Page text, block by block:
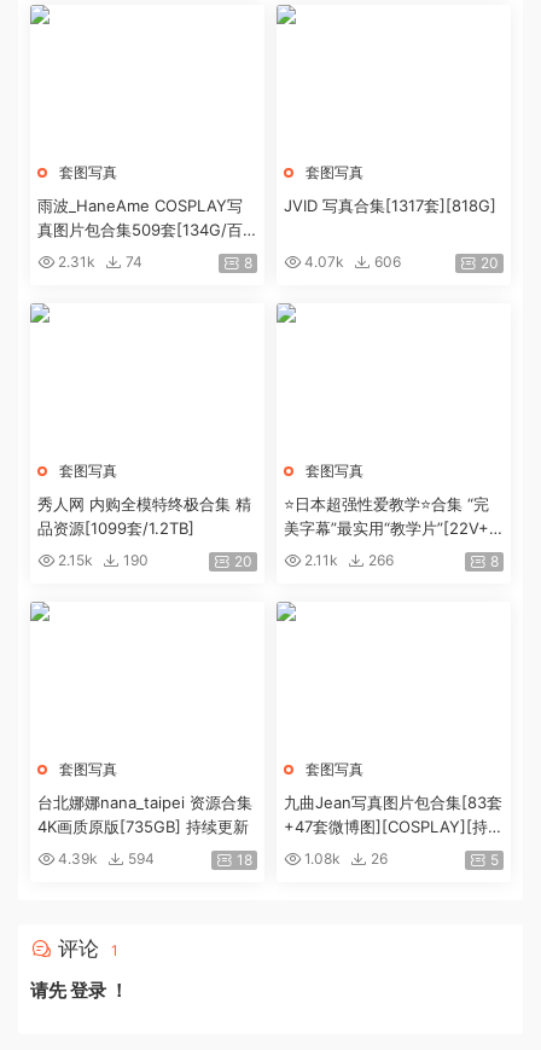
套图写真
雨波_HaneAme COSPLAY写
真图片包合集509套[134G/百
度盘]2.31k 74 8
套图写真
JVID 写真合集[1317套][818G]
4.07k 606 20
套图写真
秀人网 内购全模特终极合集 精
品资源[1099套/1.2TB]
2.15k 190 20
套图写真
⭐日本超强性爱教学⭐合集 “完
美字幕”最实用“教学片”[22V+4.
9G]2.11k 266 8
套图写真
台北娜娜nana_taipei 资源合集
4K画质原版[735GB] 持续更新
4.39k 594 18
套图写真
九曲Jean写真图片包合集[83套
+47套微博图][COSPLAY][持续
更新]1.08k 26 5
评论 1
请先登录 ！